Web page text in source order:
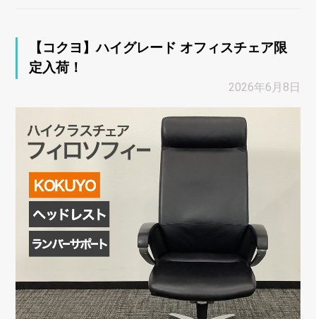
【コクヨ】ハイグレード オフィスチェア限
定入荷！
2026年6月8日